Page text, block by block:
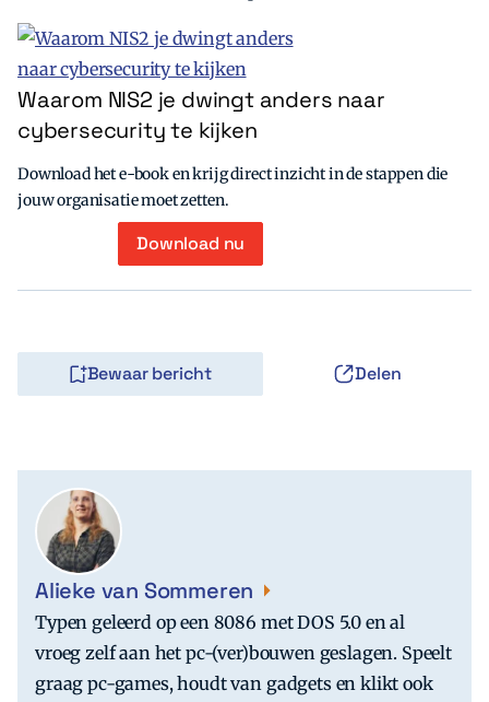
Waarom NIS2 je dwingt anders naar
cybersecurity te kijken
Download het e-book en krijg direct inzicht in de stappen die
jouw organisatie moet zetten.
Download nu
Bewaar bericht Delen
Alieke van Sommeren
Typen geleerd op een 8086 met DOS 5.0 en al
vroeg zelf aan het pc-(ver)bouwen geslagen. Speelt
graag pc-games, houdt van gadgets en klikt ook